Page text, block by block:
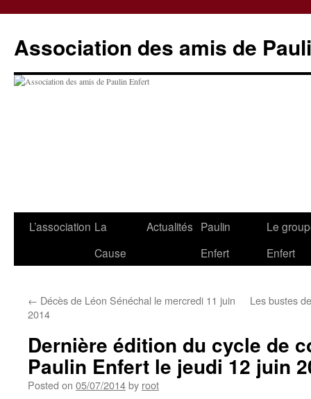
content
Association des amis de
L’association La
Cause
Actualités Paulin
Enfert
Le
Enfert
← Décès de Léon Sénéchal le mercredi 11 juin
2014
Les bustes
Dernière édition du cycle de
Paulin Enfert le jeudi 12 juin
Posted on 05/07/2014by root